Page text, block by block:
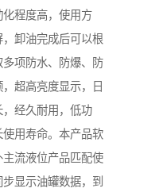
程度高，使用方
卸油完成后可以根
项防水、防爆、防
超高亮度显示，日
经久耐用，低功
用寿命。本产品软
流液位产品匹配使
显示油罐数据，到